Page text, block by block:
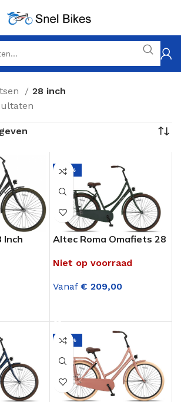
28 inch
Inch
-32%
Altec Roma Omafiets 28
Niet op voorraad
Vanaf € 209,00
-29%